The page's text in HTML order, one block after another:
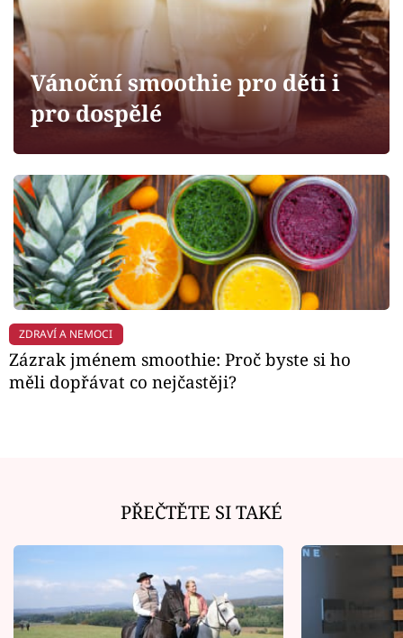
Sledujte prima+
Filmový festival Karlovy Vary
Mámy sobě
Přihlášení
Sledujte nás
Vánoční smoothie pro děti i
pro dospělé
ZDRAVÍ A NEMOCI
Zázrak jménem smoothie: Proč byste si ho
měli dopřávat co nejčastěji?
PŘEČTĚTE SI TAKÉ